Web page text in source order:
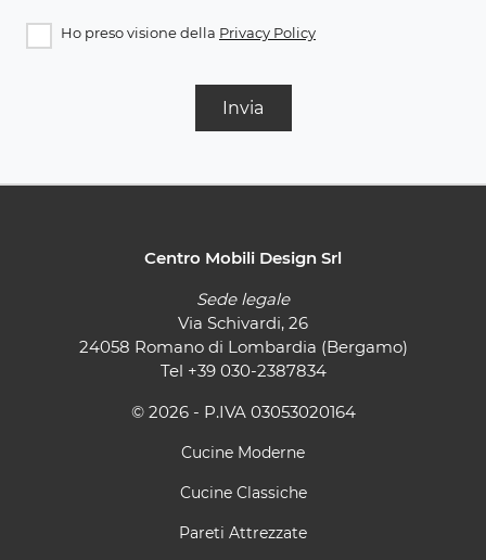
Ho preso visione della Privacy Policy
Invia
Centro Mobili Design Srl
Sede legale
Via Schivardi, 26
24058 Romano di Lombardia (Bergamo)
Tel +39 030-2387834
© 2026 - P.IVA 03053020164
Cucine Moderne
Cucine Classiche
Pareti Attrezzate